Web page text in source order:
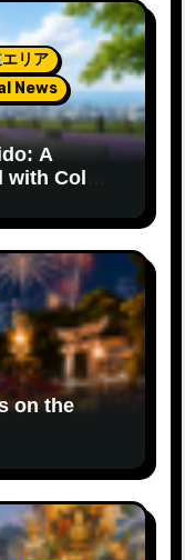
リア
News
A
Color
on the